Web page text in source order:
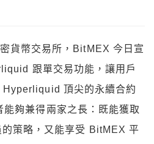
貨幣交易所，BitMEX 今日宣
跟單交易功能，讓用戶
Hyperliquid 頂尖的永續合約
夠兼得兩家之長：既能獲取
策略，又能享受 BitMEX 平